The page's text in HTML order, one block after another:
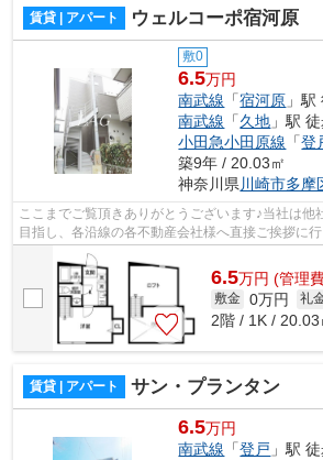
賃貸 | アパート ウェルコーポ宿河原
敷0
6.5万円
南武線 「宿河原 」
南武線 「久地 」駅
小田急小田原線 「登
築9年 / 20.03㎡
神奈川県川崎市多摩
ここまでご覧頂きありがとうございます♪当社は他
目指し、各沿線の各不動産会社様へ直接ご挨拶に
様へ提供しております！最新の情報は...
6.5万円 (管理
敷金 0万円 礼
2階 / 1K / 20.03
賃貸 | アパート サン・プランタン
6.5万円
南武線 「登戸 」駅